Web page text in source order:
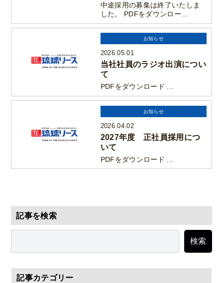
中途採用の募集は終了いたしま
した。 PDFをダウンロー...
お知らせ
2026.05.01
当社社員のラジオ出演につい
て
PDFをダウンロード ...
お知らせ
2026.04.02
2027年度 正社員採用につ
いて
PDFをダウンロード ...
記事を検索
検索
記事カテゴリー